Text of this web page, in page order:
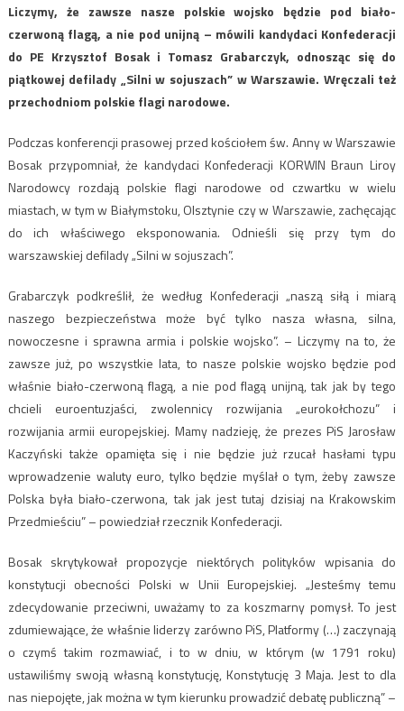
Liczymy, że zawsze nasze polskie wojsko będzie pod biało-
czerwoną flagą, a nie pod unijną – mówili kandydaci Konfederacji
do PE Krzysztof Bosak i Tomasz Grabarczyk, odnosząc się do
piątkowej defilady „Silni w sojuszach” w Warszawie. Wręczali też
przechodniom polskie flagi narodowe.
Podczas konferencji prasowej przed kościołem św. Anny w Warszawie
Bosak przypomniał, że kandydaci Konfederacji KORWIN Braun Liroy
Narodowcy rozdają polskie flagi narodowe od czwartku w wielu
miastach, w tym w Białymstoku, Olsztynie czy w Warszawie, zachęcając
do ich właściwego eksponowania. Odnieśli się przy tym do
warszawskiej defilady „Silni w sojuszach”.
Grabarczyk podkreślił, że według Konfederacji „naszą siłą i miarą
naszego bezpieczeństwa może być tylko nasza własna, silna,
nowoczesne i sprawna armia i polskie wojsko”. – Liczymy na to, że
zawsze już, po wszystkie lata, to nasze polskie wojsko będzie pod
właśnie biało-czerwoną flagą, a nie pod flagą unijną, tak jak by tego
chcieli euroentuzjaści, zwolennicy rozwijania „eurokołchozu” i
rozwijania armii europejskiej. Mamy nadzieję, że prezes PiS Jarosław
Kaczyński także opamięta się i nie będzie już rzucał hasłami typu
wprowadzenie waluty euro, tylko będzie myślał o tym, żeby zawsze
Polska była biało-czerwona, tak jak jest tutaj dzisiaj na Krakowskim
Przedmieściu” – powiedział rzecznik Konfederacji.
Bosak skrytykował propozycje niektórych polityków wpisania do
konstytucji obecności Polski w Unii Europejskiej. „Jesteśmy temu
zdecydowanie przeciwni, uważamy to za koszmarny pomysł. To jest
zdumiewające, że właśnie liderzy zarówno PiS, Platformy (…) zaczynają
o czymś takim rozmawiać, i to w dniu, w którym (w 1791 roku)
ustawiliśmy swoją własną konstytucję, Konstytucję 3 Maja. Jest to dla
nas niepojęte, jak można w tym kierunku prowadzić debatę publiczną” –